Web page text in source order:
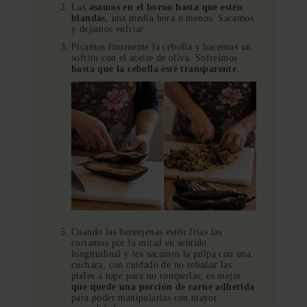
Las asamos en el horno hasta que estén
blandas , una media hora o menos. Sacamos
y dejamos enfriar.
Picamos finamente la cebolla y hacemos un
sofrito con el aceite de oliva. Sofreímos
hasta que la cebolla esté transparente
Cuando las berenjenas estén frías las
cortamos por la mitad en sentido
longitudinal y les sacamos la pulpa con una
cuchara, con cuidado de no rebañar las
pieles a tope para no romperlas; es mejor
que quede una porción de carne adherida
para poder manipularlas con mayor